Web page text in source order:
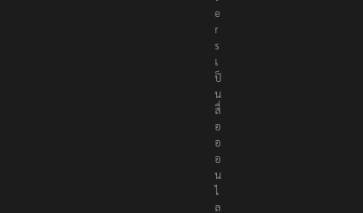
e
r
s
เ
ป็
น
สื่
อ
อ
อ
น
ไ
ล